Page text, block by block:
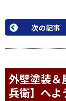
次の記事
外壁塗装＆
兵衛】へよ